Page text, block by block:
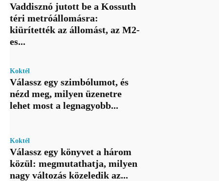
Vaddisznó jutott be a Kossuth
téri metróállomásra:
kiürítették az állomást, az M2-
es...
Koktél
Válassz egy szimbólumot, és
nézd meg, milyen üzenetre
lehet most a legnagyobb...
Koktél
Válassz egy könyvet a három
közül: megmutathatja, milyen
nagy változás közeledik az...